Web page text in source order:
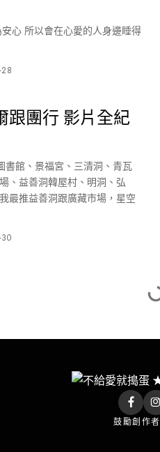
心 所以會在心愛的人身邊睡得
跟團行 影片全紀
書館、景福宮、三清洞、青瓦
、益善洞韓屋村、明洞、弘
最推益善洞跟廣藏市場，星空
鼓勵創作者